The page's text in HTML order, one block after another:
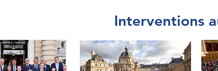
Interventions